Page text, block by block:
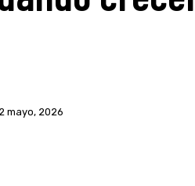
mayo, 2026